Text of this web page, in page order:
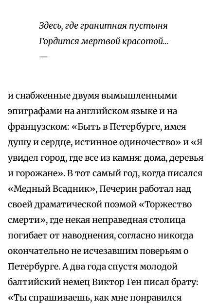
Здесь, где гранитная пустыня
Гордится мертвой красотой…
—
и снабженные двумя вымышленными
эпиграфами на английском языке и на
французском: «Быть в Петербурге, имея
душу и сердце, истинное одиночество» и «Я
увидел город, где все из камня: дома, деревья
и горожане». В тот самый год, когда писался
«Медный Всадник», Печерин работал над
своей драматической поэмой «Торжество
смерти», где некая неправедная столица
погибает от наводнения, согласно никогда
окончательно не исчезавшим поверьям о
Петербурге. А два года спустя молодой
балтийский немец Виктор Ген писал брату:
«Ты спрашиваешь, как мне понравился